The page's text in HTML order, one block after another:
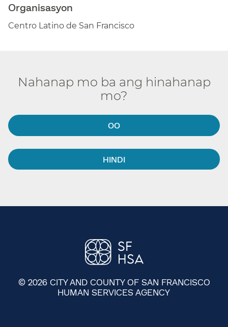
Organisasyon​​
Centro Latino de San Francisco​​
Nahanap mo ba ang hinahanap
mo?​​
OO​​
HINDI​​
© 2026 CITY AND COUNTY OF SAN FRANCISCO
HUMAN SERVICES AGENCY